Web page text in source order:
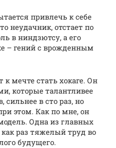
привлечь к себе
неудачник, отстает по
в ниндзютсу, а его
– гений с врожденным
к мечте стать хокаге. Он
которые талантливее
сильнее в сто раз, но
этом. Как по мне, он
Одна из главных
как раз тяжелый труд во
будущего.